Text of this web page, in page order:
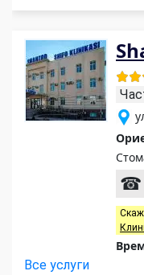
☎
Все услуги